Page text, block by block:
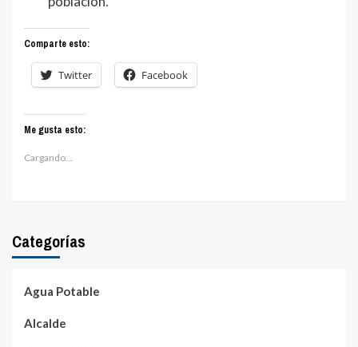
Comparte esto:
Twitter Facebook
Me gusta esto:
Cargando...
Categorías
Agua Potable
Alcalde